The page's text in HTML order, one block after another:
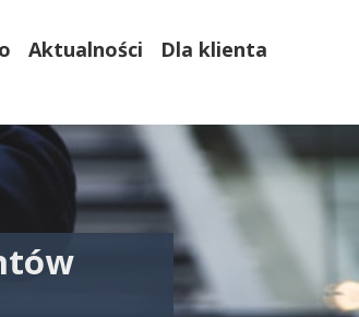
Aktualności Dla klienta